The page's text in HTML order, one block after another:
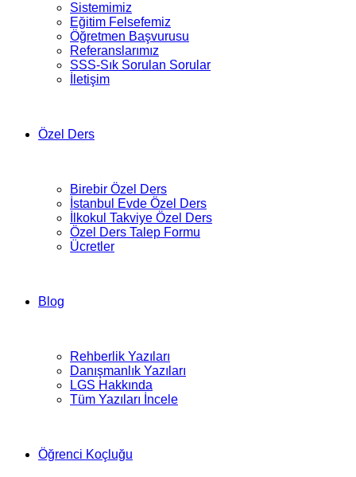
Sistemimiz
Eğitim Felsefemiz
Öğretmen Başvurusu
Referanslarımız
SSS-Sık Sorulan Sorular
İletişim
Özel Ders
Birebir Özel Ders
İstanbul Evde Özel Ders
İlkokul Takviye Özel Ders
Özel Ders Talep Formu
Ücretler
Blog
Rehberlik Yazıları
Danışmanlık Yazıları
LGS Hakkında
Tüm Yazıları İncele
Öğrenci Koçluğu